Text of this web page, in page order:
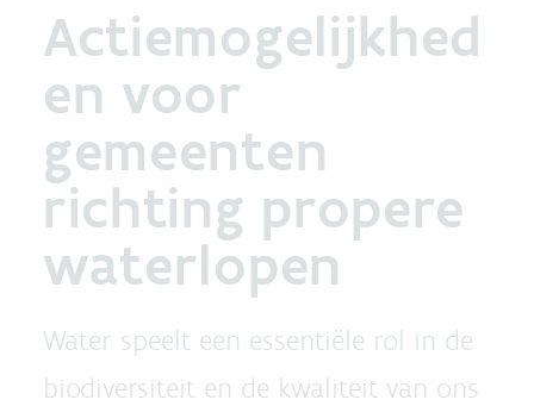
Actiemogelijkhed
en voor
gemeenten
richting propere
waterlopen
Water speelt een essentiële rol in de
biodiversiteit en de kwaliteit van ons